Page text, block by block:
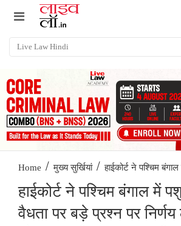
Home / मुख्य सुर्खियां / हाईकोर्ट ने पश्चिम
हाईकोर्ट ने पश्चिम बंगाल में
वैधता पर बड़े प्रश्न पर